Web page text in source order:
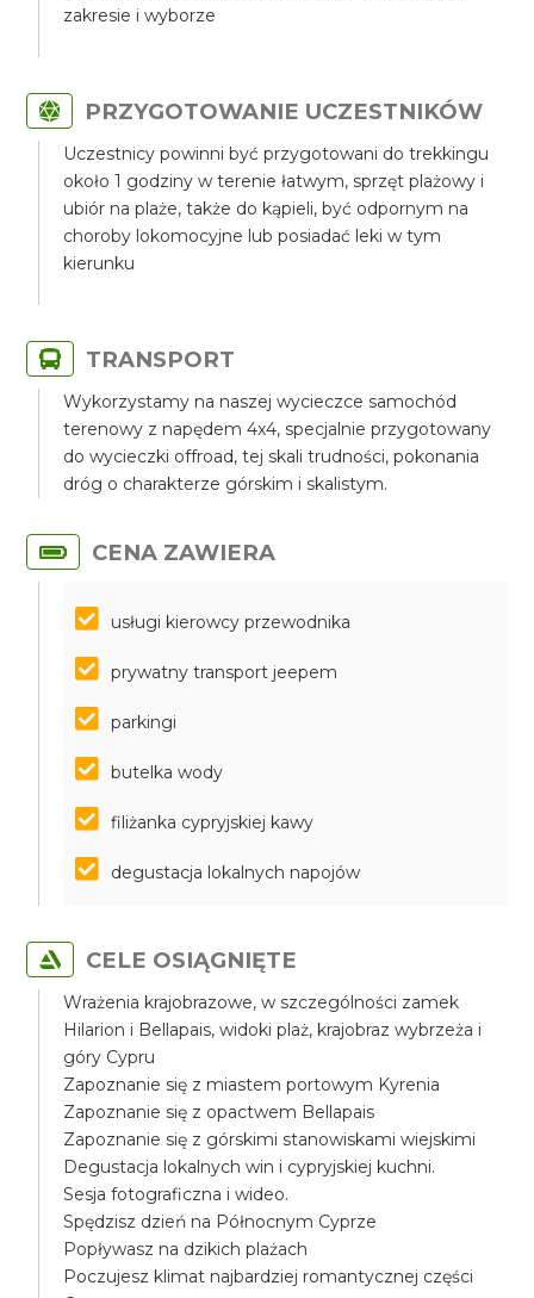
zakresie i wyborze
PRZYGOTOWANIE UCZESTNIKÓW
Uczestnicy powinni być przygotowani do trekkingu
około 1 godziny w terenie łatwym, sprzęt plażowy i
ubiór na plaże, także do kąpieli, być odpornym na
choroby lokomocyjne lub posiadać leki w tym
kierunku
TRANSPORT
Wykorzystamy na naszej wycieczce samochód
terenowy z napędem 4x4, specjalnie przygotowany
do wycieczki offroad, tej skali trudności, pokonania
dróg o charakterze górskim i skalistym.
CENA ZAWIERA
usługi kierowcy przewodnika
prywatny transport jeepem
parkingi
butelka wody
filiżanka cypryjskiej kawy
degustacja lokalnych napojów
CELE OSIĄGNIĘTE
Wrażenia krajobrazowe, w szczególności zamek
Hilarion i Bellapais, widoki plaż, krajobraz wybrzeża i
góry Cypru
Zapoznanie się z miastem portowym Kyrenia
Zapoznanie się z opactwem Bellapais
Zapoznanie się z górskimi stanowiskami wiejskimi
Degustacja lokalnych win i cypryjskiej kuchni.
Sesja fotograficzna i wideo.
Spędzisz dzień na Północnym Cyprze
Popływasz na dzikich plażach
Poczujesz klimat najbardziej romantycznej części